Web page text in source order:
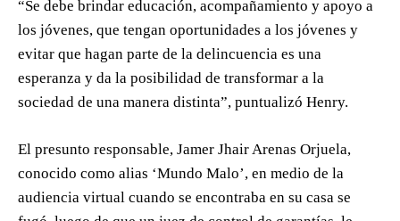
“Se debe brindar educación, acompañamiento y apoyo a
los jóvenes, que tengan oportunidades a los jóvenes y
evitar que hagan parte de la delincuencia es una
esperanza y da la posibilidad de transformar a la
sociedad de una manera distinta”, puntualizó Henry.
El presunto responsable, Jamer Jhair Arenas Orjuela,
conocido como alias ‘Mundo Malo’, en medio de la
audiencia virtual cuando se encontraba en su casa se